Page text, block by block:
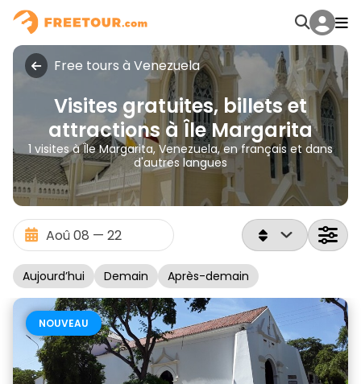
Free tours à Venezuela
Visites gratuites, billets et
attractions à Île Margarita
1 visites à Île Margarita, Venezuela, en français et dans
d'autres langues
Aujourd’hui Demain Après-demain
NOUVEAU